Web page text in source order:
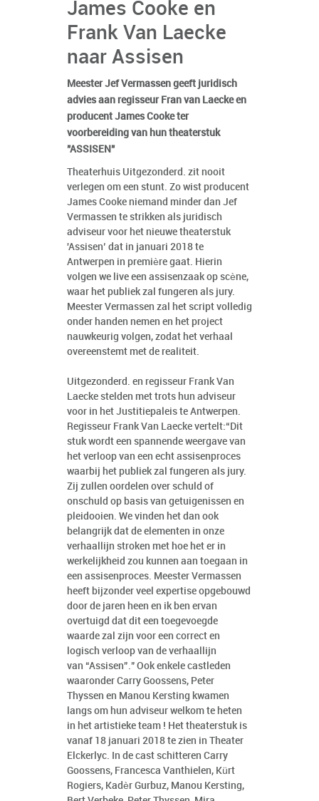
James Cooke en
Frank Van Laecke
naar Assisen
Meester Jef Vermassen geeft juridisch
advies aan regisseur Fran van Laecke en
producent James Cooke ter
voorbereiding van hun theaterstuk
"ASSISEN"
Theaterhuis Uitgezonderd. zit nooit
verlegen om een stunt. Zo wist producent
James Cooke niemand minder dan Jef
Vermassen te strikken als juridisch
adviseur voor het nieuwe theaterstuk
'Assisen’ dat in januari 2018 te
Antwerpen in première gaat. Hierin
volgen we live een assisenzaak op scène,
waar het publiek zal fungeren als jury.
Meester Vermassen zal het script volledig
onder handen nemen en het project
nauwkeurig volgen, zodat het verhaal
overeenstemt met de realiteit.
Uitgezonderd. en regisseur Frank Van
Laecke stelden met trots hun adviseur
voor in het Justitiepaleis te Antwerpen.
Regisseur Frank Van Laecke vertelt:“Dit
stuk wordt een spannende weergave van
het verloop van een echt assisenproces
waarbij het publiek zal fungeren als jury.
Zij zullen oordelen over schuld of
onschuld op basis van getuigenissen en
pleidooien. We vinden het dan ook
belangrijk dat de elementen in onze
verhaallijn stroken met hoe het er in
werkelijkheid zou kunnen aan toegaan in
een assisenproces. Meester Vermassen
heeft bijzonder veel expertise opgebouwd
door de jaren heen en ik ben ervan
overtuigd dat dit een toegevoegde
waarde zal zijn voor een correct en
logisch verloop van de verhaallijn
van “Assisen”." Ook enkele castleden
waaronder Carry Goossens, Peter
Thyssen en Manou Kersting kwamen
langs om hun adviseur welkom te heten
in het artistieke team ! Het theaterstuk is
vanaf 18 januari 2018 te zien in Theater
Elckerlyc. In de cast schitteren Carry
Goossens, Francesca Vanthielen, Kürt
Rogiers, Kadèr Gurbuz, Manou Kersting,